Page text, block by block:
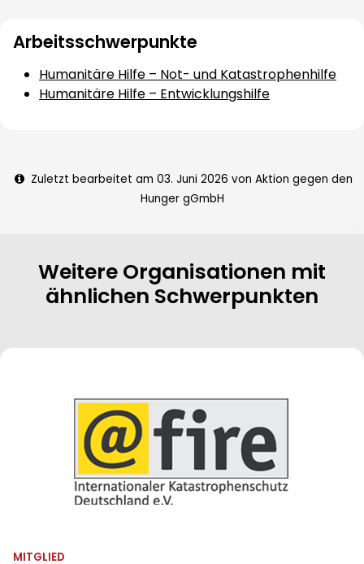
Arbeitsschwerpunkte
Humanitäre Hilfe – Not- und Katastrophenhilfe
Humanitäre Hilfe – Entwicklungshilfe
Zuletzt bearbeitet am 03. Juni 2026 von Aktion gegen den
Hunger gGmbH
Weitere Organisationen mit
ähnlichen Schwerpunkten
MITGLIED